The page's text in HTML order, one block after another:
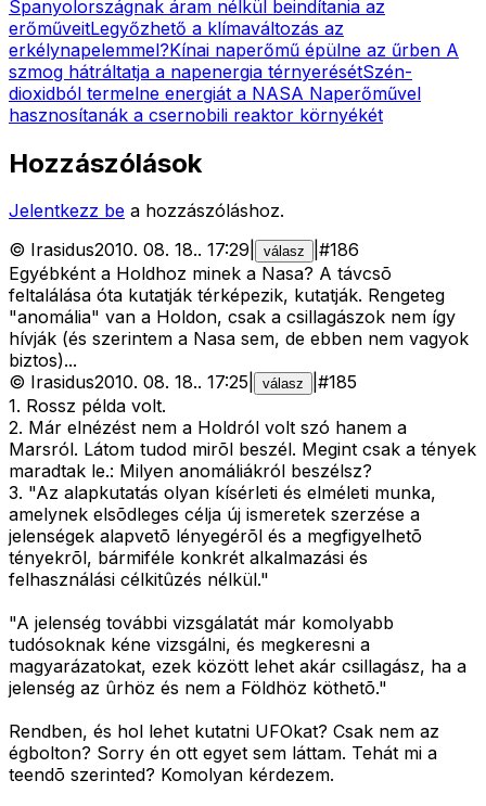
Spanyolországnak áram nélkül beindítania az
erőműveitLegyőzhető a klímaváltozás az
erkélynapelemmel?Kínai naperőmű épülne az űrben A
szmog hátráltatja a napenergia térnyerésétSzén-
dioxidból termelne energiát a NASA Naperőművel
hasznosítanák a csernobili reaktor környékét
Hozzászólások
Jelentkezz be a hozzászóláshoz.
© Irasidus2010. 08. 18.. 17:29 válasz #186
Egyébként a Holdhoz minek a Nasa? A távcsõ
feltalálása óta kutatják térképezik, kutatják. Rengeteg
"anomália" van a Holdon, csak a csillagászok nem így
hívják (és szerintem a Nasa sem, de ebben nem vagyok
biztos)...
© Irasidus2010. 08. 18.. 17:25 válasz #185
1. Rossz példa volt.
2. Már elnézést nem a Holdról volt szó hanem a
Marsról. Látom tudod mirõl beszél. Megint csak a tények
maradtak le.: Milyen anomáliákról beszélsz?
3. "Az alapkutatás olyan kísérleti és elméleti munka,
amelynek elsõdleges célja új ismeretek szerzése a
jelenségek alapvetõ lényegérõl és a megfigyelhetõ
tényekrõl, bármiféle konkrét alkalmazási és
felhasználási célkitûzés nélkül."
"A jelenség további vizsgálatát már komolyabb
tudósoknak kéne vizsgálni, és megkeresni a
magyarázatokat, ezek között lehet akár csillagász, ha a
jelenség az ûrhöz és nem a Földhöz köthetõ."
Rendben, és hol lehet kutatni UFOkat? Csak nem az
égbolton? Sorry én ott egyet sem láttam. Tehát mi a
teendõ szerinted? Komolyan kérdezem.